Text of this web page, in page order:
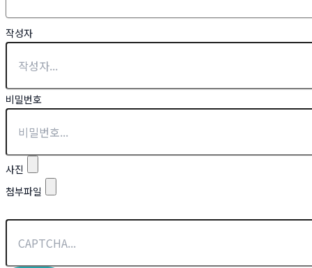
작성자
비밀번호
사진
첨부파일